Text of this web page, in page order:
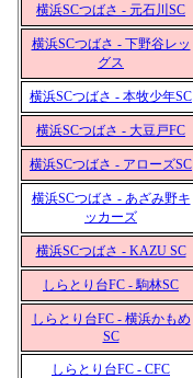
横浜SCつばさ - 元石川SC
横浜SCつばさ - 下野谷レッ
グス
横浜SCつばさ - 本牧少年SC
横浜SCつばさ - 大豆戸FC
横浜SCつばさ - アローズSC
横浜SCつばさ - あざみ野キ
ッカーズ
横浜SCつばさ - KAZU SC
しらとり台FC - 駒林SC
しらとり台FC - 横浜かもめ
SC
しらとり台FC - CFC